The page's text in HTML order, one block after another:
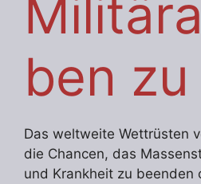
ben
Das weltweite Wettrüsten
die Chancen, das
und Krankheit zu beenden